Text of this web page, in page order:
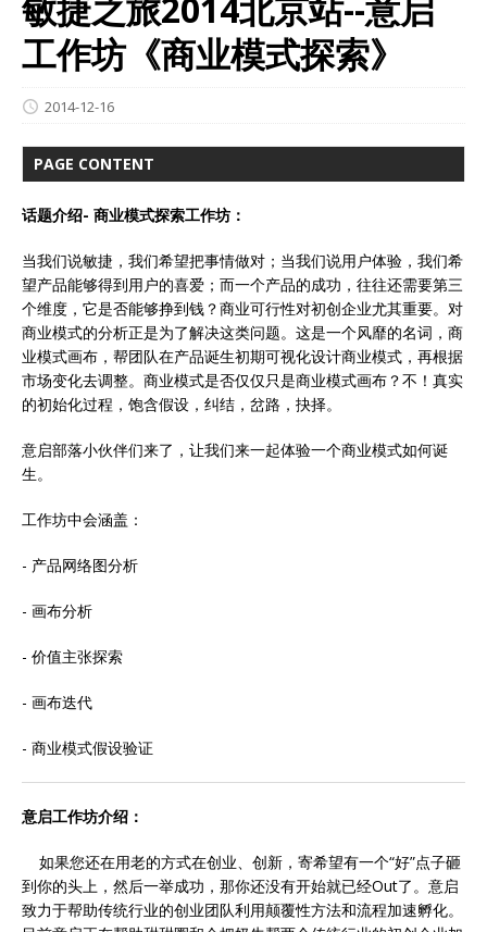
工作坊《商业模式探索》
2014-12-16
PAGE CONTENT
话题介绍- 商业模式探索工作坊：
当我们说敏捷，我们希望把事情做对；当我们说用户体验，我们希
望产品能够得到用户的喜爱；而一个产品的成功，往往还需要第三
个维度，它是否能够挣到钱？商业可行性对初创企业尤其重要。对
商业模式的分析正是为了解决这类问题。这是一个风靡的名词，商
业模式画布，帮团队在产品诞生初期可视化设计商业模式，再根据
市场变化去调整。商业模式是否仅仅只是商业模式画布？不！真实
的初始化过程，饱含假设，纠结，岔路，抉择。
意启部落小伙伴们来了，让我们来一起体验一个商业模式如何诞
生。
工作坊中会涵盖：
- 产品网络图分析
- 画布分析
- 价值主张探索
- 画布迭代
- 商业模式假设验证
意启工作坊介绍：
如果您还在用老的方式在创业、创新，寄希望有一个“好”点子砸
到你的头上，然后一举成功，那你还没有开始就已经Out了。意启
致力于帮助传统行业的创业团队利用颠覆性方法和流程加速孵化。